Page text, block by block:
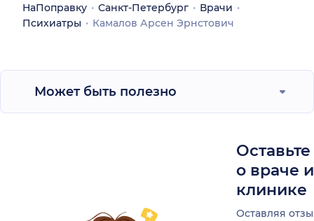
НаПоправку Санкт-Петербург
Врачи
Психиатры
Камалов Арсен Эрнстович
Может быть полезно
о враче
клинике
Оставляя